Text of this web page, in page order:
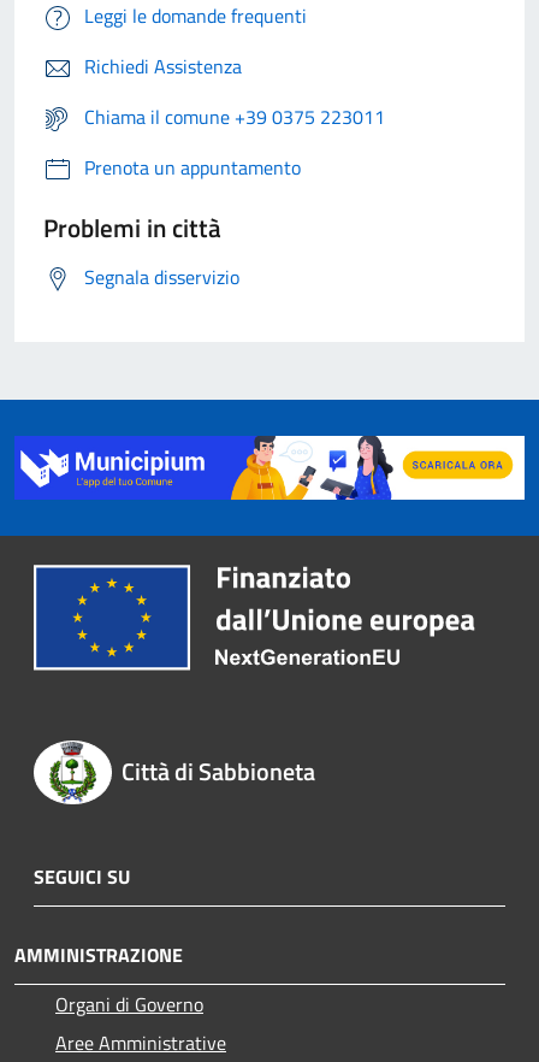
Leggi le domande frequenti
Richiedi Assistenza
Chiama il comune +39 0375 223011
Prenota un appuntamento
Problemi in città
Segnala disservizio
Città di Sabbioneta
SEGUICI SU
AMMINISTRAZIONE
Organi di Governo
Aree Amministrative